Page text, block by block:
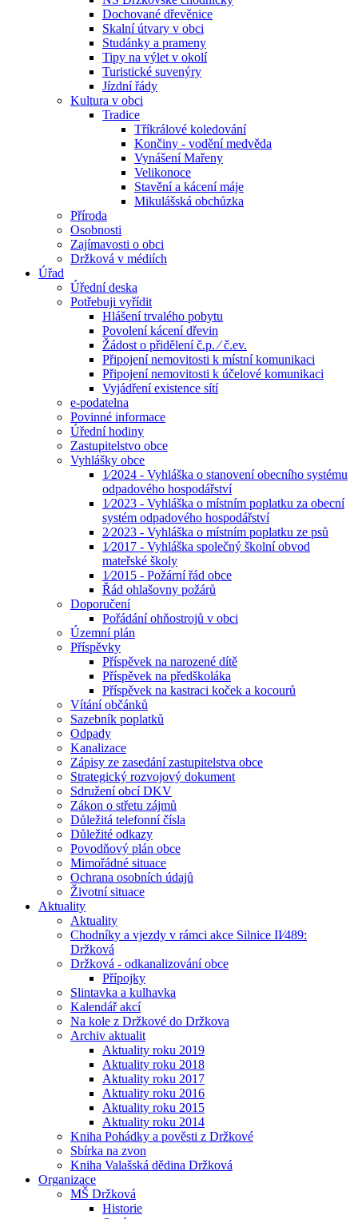
Dochované dřevěnice
Skalní útvary v obci
Studánky a prameny
Tipy na výlet v okolí
Turistické suvenýry
Jízdní řády
Kultura v obci
Tradice
Tříkrálové koledování
Končiny - vodění medvěda
Vynášení Mařeny
Velikonoce
Stavění a kácení máje
Mikulášská obchůzka
Příroda
Osobnosti
Zajímavosti o obci
Držková v médiích
Úřad
Úřední deska
Potřebuji vyřídit
Hlášení trvalého pobytu
Povolení kácení dřevin
Žádost o přidělení č.p. ⁄ č.ev.
Připojení nemovitosti k místní komunikaci
Připojení nemovitosti k účelové komunikaci
Vyjádření existence sítí
e-podatelna
Povinné informace
Úřední hodiny
Zastupitelstvo obce
Vyhlášky obce
1⁄2024 - Vyhláška o stanovení obecního systému
odpadového hospodářství
1⁄2023 - Vyhláška o místním poplatku za obecní
systém odpadového hospodářství
2⁄2023 - Vyhláška o místním poplatku ze psů
1⁄2017 - Vyhláška společný školní obvod
mateřské školy
1⁄2015 - Požární řád obce
Řád ohlašovny požárů
Doporučení
Pořádání ohňostrojů v obci
Územní plán
Příspěvky
Příspěvek na narozené dítě
Příspěvek na předškoláka
Příspěvek na kastraci koček a kocourů
Vítání občánků
Sazebník poplatků
Odpady
Kanalizace
Zápisy ze zasedání zastupitelstva obce
Strategický rozvojový dokument
Sdružení obcí DKV
Zákon o střetu zájmů
Důležitá telefonní čísla
Důležité odkazy
Povodňový plán obce
Mimořádné situace
Ochrana osobních údajů
Životní situace
Aktuality
Aktuality
Chodníky a vjezdy v rámci akce Silnice II⁄489:
Držková
Držková - odkanalizování obce
Přípojky
Slintavka a kulhavka
Kalendář akcí
Na kole z Držkové do Držkova
Archiv aktualit
Aktuality roku 2019
Aktuality roku 2018
Aktuality roku 2017
Aktuality roku 2016
Aktuality roku 2015
Aktuality roku 2014
Kniha Pohádky a pověsti z Držkové
Sbírka na zvon
Kniha Valašská dědina Držková
Organizace
MŠ Držková
Historie